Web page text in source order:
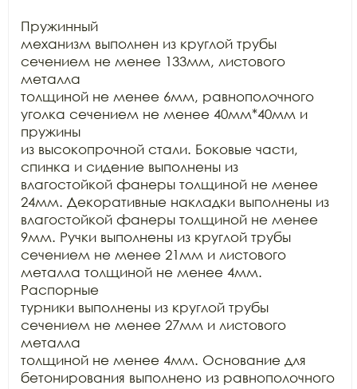
Пружинный
механизм выполнен из круглой трубы
сечением не менее 133мм, листового
металла
толщиной не менее 6мм, равнополочного
уголка сечением не менее 40мм*40мм и
пружины
из высокопрочной стали. Боковые части,
спинка и сидение выполнены из
влагостойкой фанеры толщиной не менее
24мм. Декоративные накладки выполнены из
влагостойкой фанеры толщиной не менее
9мм. Ручки выполнены из круглой трубы
сечением не менее 21мм и листового
металла толщиной не менее 4мм.
Распорные
турники выполнены из круглой трубы
сечением не менее 27мм и листового
металла
толщиной не менее 4мм. Основание для
бетонирования выполнено из равнополочного